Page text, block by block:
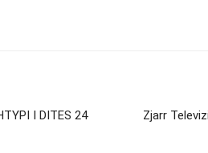
I DITES 24
Zjarr